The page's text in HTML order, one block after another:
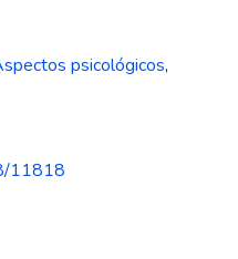
psicológicos,
11818